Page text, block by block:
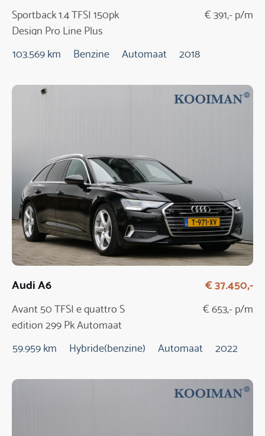
Sportback 1.4 TFSI 150pk
Design Pro Line Plus
Automaat
€ 391,- p/m
103.569 km Benzine Automaat 2018
Audi A6
Avant 50 TFSI e quattro S
edition 299 Pk Automaat
€ 37.450,-
€ 653,- p/m
59.959 km Hybride(benzine) Automaat 2022